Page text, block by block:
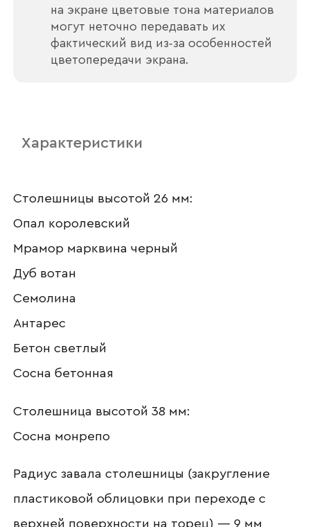
на экране цветовые тона материалов
могут неточно передавать их
фактический вид из‑за особенностей
цветопередачи экрана.
Характеристики
Столешницы высотой 26 мм:
Опал королевский
Мрамор марквина черный
Дуб вотан
Семолина
Антарес
Бетон светлый
Сосна бетонная
Столешница высотой 38 мм:
Сосна монрепо
Радиус завала столешницы (закругление
пластиковой облицовки при переходе с
верхней поверхности на торец) — 9 мм
Наименование организации
Ваш email
компании